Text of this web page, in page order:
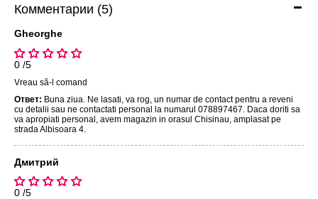
Комментарии (5)
Gheorghe
0 /5
Vreau să-l comand
Ответ: Buna ziua. Ne lasati, va rog, un numar de contact pentru a reveni
cu detalii sau ne contactati personal la numarul 078897467. Daca doriti sa
va apropiati personal, avem magazin in orasul Chisinau, amplasat pe
strada Albisoara 4.
Дмитрий
0 /5